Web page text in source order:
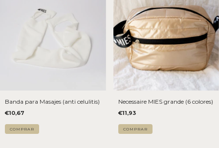
Banda para Masajes (anti celulitis)
€10,67
Necessaire MIES grande (6 colores)
€11,93
COMPRAR